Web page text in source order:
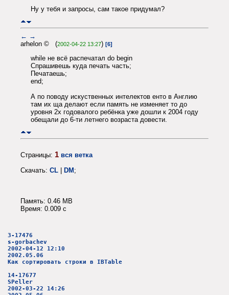
Ну у тебя и запросы, сам такое придумал?
← →
arhelon © (2002-04-22 13:27) [6]
while не всё распечатал do begin
Спрашивешь куда печать часть;
Печатаешь;
end;
А по поводу искуственных интелектов енто в Англию
там их ща делают если память не изменяет то до
уровня 2х годовалого ребёнка уже дошли к 2004 году
обещали до 6-ти летнего возраста довести.
Страницы: 1 вся ветка
Скачать: CL | DM;
Память: 0.46 MB
Время: 0.009 c
3-17476
s-gorbachev
2002-04-12 12:10
2002.05.06
Как сортировать строки в IBTable
14-17677
SPeller
2002-03-22 14:26